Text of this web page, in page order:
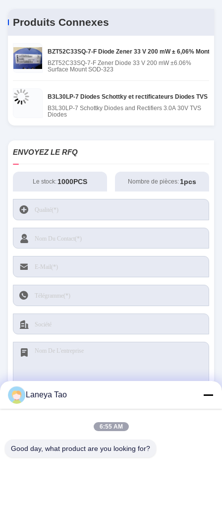
Produits Connexes
BZT52C33SQ-7-F Diode Zener 33 V 200 mW ± 6,06%
BZT52C33SQ-7-F Zener Diode 33 V 200 mW ±6.06%
Surface Mount SOD-323
B3L30LP-7 Diodes Schottky et rectificateurs Diodes TVS de
B3L30LP-7 Schottky Diodes and Rectifiers 3.0A 30V TVS
Diodes
ENVOYEZ LE RFQ
Le stock: 1000PCS Nombre de pièces: 1pcs
Laneya Tao
6:55 AM
Good day, what product are you looking for?